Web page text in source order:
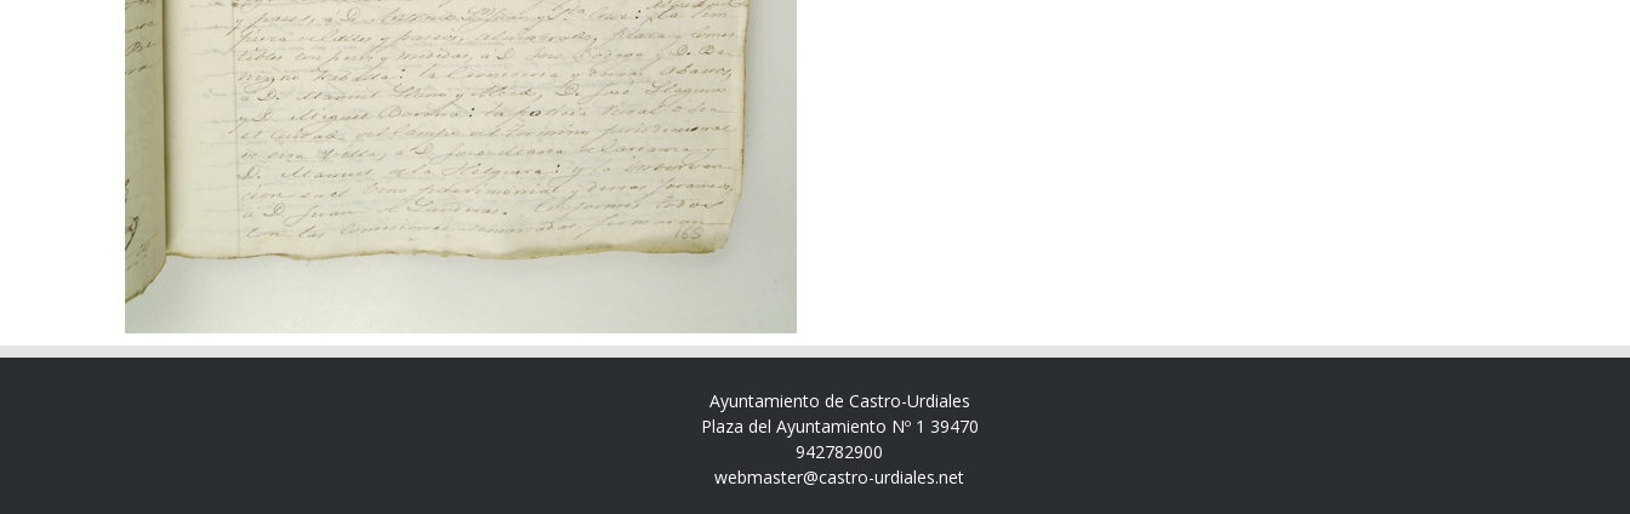
Ayuntamiento de Castro-Urdiales
Plaza del Ayuntamiento Nº 1 39470
942782900
webmaster@castro-urdiales.net